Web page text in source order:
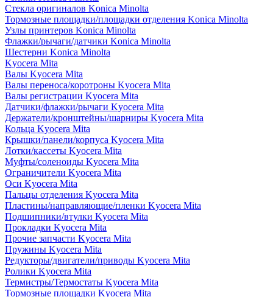
Стекла оригиналов Konica Minolta
Тормозные площадки/площадки отделения Konica Minolta
Узлы принтеров Konica Minolta
Флажки/рычаги/датчики Konica Minolta
Шестерни Konica Minolta
Kyocera Mita
Валы Kyocera Mita
Валы переноса/коротроны Kyocera Mita
Валы регистрации Kyocera Mita
Датчики/флажки/рычаги Kyocera Mita
Держатели/кронштейны/шарниры Kyocera Mita
Кольца Kyocera Mita
Крышки/панели/корпуса Kyocera Mita
Лотки/кассеты Kyocera Mita
Муфты/соленоиды Kyocera Mita
Ограничители Kyocera Mita
Оси Kyocera Mita
Пальцы отделения Kyocera Mita
Пластины/направляющие/пленки Kyocera Mita
Подшипники/втулки Kyocera Mita
Прокладки Kyocera Mita
Прочие запчасти Kyocera Mita
Пружины Kyocera Mita
Редукторы/двигатели/приводы Kyocera Mita
Ролики Kyocera Mita
Термистры/Термостаты Kyocera Mita
Тормозные площадки Kyocera Mita